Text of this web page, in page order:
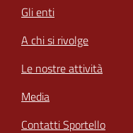
Gli enti
A chi si rivolge
Le nostre attività
Media
Contatti Sportello